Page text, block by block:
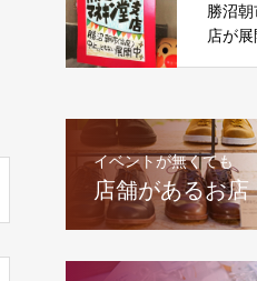
勝沼
店が
イベントが無くても
店舗があるお店